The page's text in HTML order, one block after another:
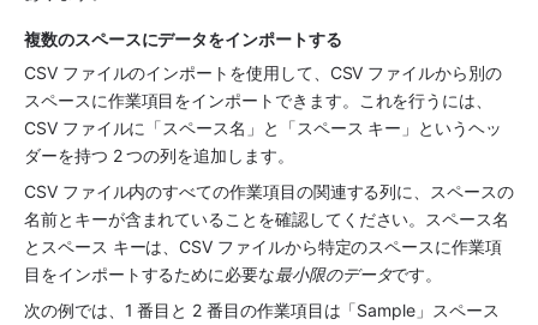
複数のスペースにデータをインポートする
CSV ファイルのインポートを使用して、CSV ファイルから別の
スペースに作業項目をインポートできます。これを行うには、
CSV ファイルに「スペース名」と「スペース キー」というヘッ
ダーを持つ 2 つの列を追加します。
CSV ファイル内のすべての作業項目の関連する列に、
スペースの
名前とキーが含まれていることを確認してください。スペース名
とスペース キーは、CSV ファイルから特定のスペースに作業項
目をインポートするために必要な最小限のデータです。
次の例では、1 番目と 2 番目の作業項目は「Sample」スペース